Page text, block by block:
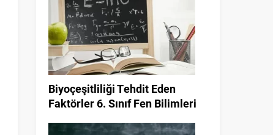
Biyoçeşitliliği Tehdit Eden
Faktörler 6. Sınıf Fen Bilimleri